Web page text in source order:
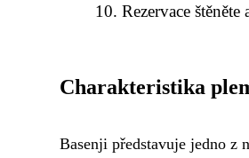
Rezervace
Charakteristika
Basenji představuje jedno z